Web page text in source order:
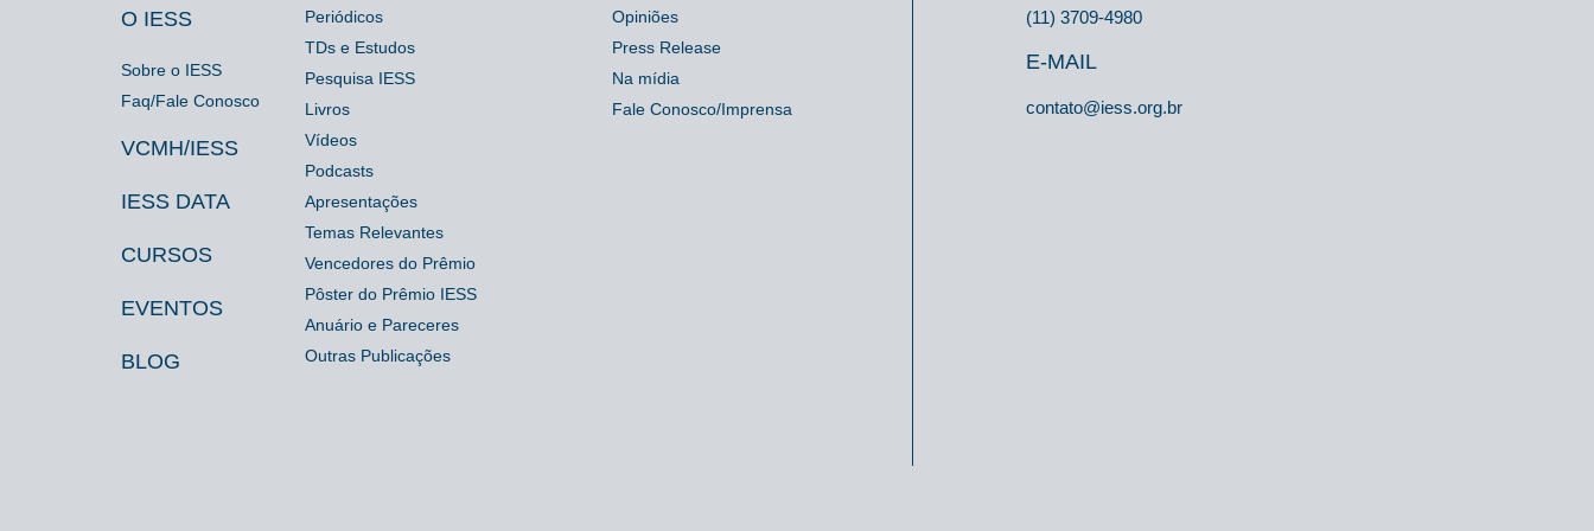
IESS
O IESS
Sobre o IESS
Faq/Fale Conosco
VCMH/IESS
IESS DATA
CURSOS
EVENTOS
BLOG
Biblioteca
Periódicos
TDs e Estudos
Pesquisa IESS
Livros
Vídeos
Podcasts
Apresentações
Temas Relevantes
Vencedores do Prêmio
Pôster do Prêmio IESS
Anuário e Pareceres
Outras Publicações
Espaço
Imprensa
Opiniões
Press Release
Na mídia
Fale Conosco/Imprensa
(11) 3709-4980
E-MAIL
contato@iess.org.br